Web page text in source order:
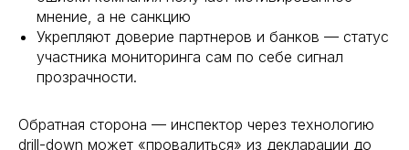
мнение, а не санкцию
Укрепляют доверие партнеров и банков — статус
участника мониторинга сам по себе сигнал
прозрачности.
Обратная сторона — инспектор через технологию
drill-down может «провалиться» из декларации до